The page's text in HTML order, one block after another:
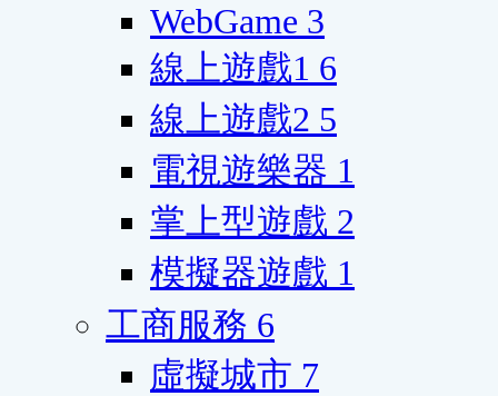
WebGame 3
線上遊戲1 6
線上遊戲2 5
電視遊樂器 1
掌上型遊戲 2
模擬器遊戲 1
工商服務 6
虛擬城市 7